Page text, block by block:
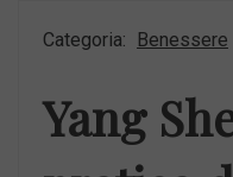
Categoria: Benessere
Yang